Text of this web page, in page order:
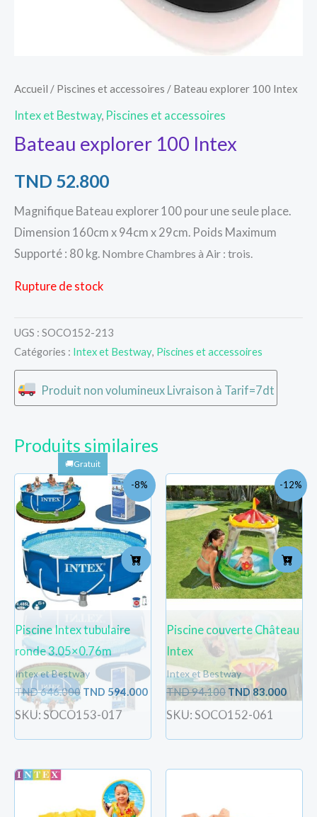
Accueil / Piscines et accessoires / Bateau explorer 100 Intex
Intex et Bestway, Piscines et accessoires
Bateau explorer 100 Intex
TND 52.800
Magnifique Bateau explorer 100 pour une seule place.
Dimension 160cm x 94cm x 29cm. Poids Maximum
Supporté : 80 kg. Nombre Chambres à Air : trois.
Rupture de stock
UGS : SOCO152-213
Catégories : Intex et Bestway, Piscines et accessoires
Produit non volumineux Livraison à Tarif=7dt
Produits similaires
-8%
Piscine Intex tubulaire
ronde 3.05×0.76m
Intex et Bestway
TND646.000
Le
initial
était :
TND
646.000.
TND 594.000
Le
prix
actuel
est :
TND
594.000.
SKU: SOCO153-017
-12%
Piscine couverte Château
Intex
Intex et Bestway
TND94.100
prix
initial
était :
TND
94.100.
TND 83.000
Le
prix
actuel
est :
TND
SKU: SOCO152-061